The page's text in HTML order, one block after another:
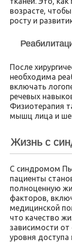
возрасте,
росту и
После
необходима
включать
речевых
Физиотерапия
мышц лица и
Жизнь с
С синдромом
пациенты
полноценную
факторов,
медицинской
что качество
зависимости от
уровня